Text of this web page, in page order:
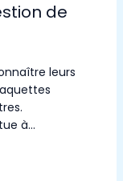
de
leurs
à…